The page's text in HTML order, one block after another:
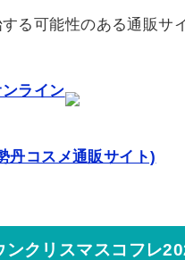
る可能性のある通販サ
ライン
丹コスメ通販サイト)
ンクリスマスコフレ